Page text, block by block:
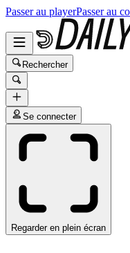
Passer au playerPasser au
Rechercher
Se connecter
Regarder en plein écran